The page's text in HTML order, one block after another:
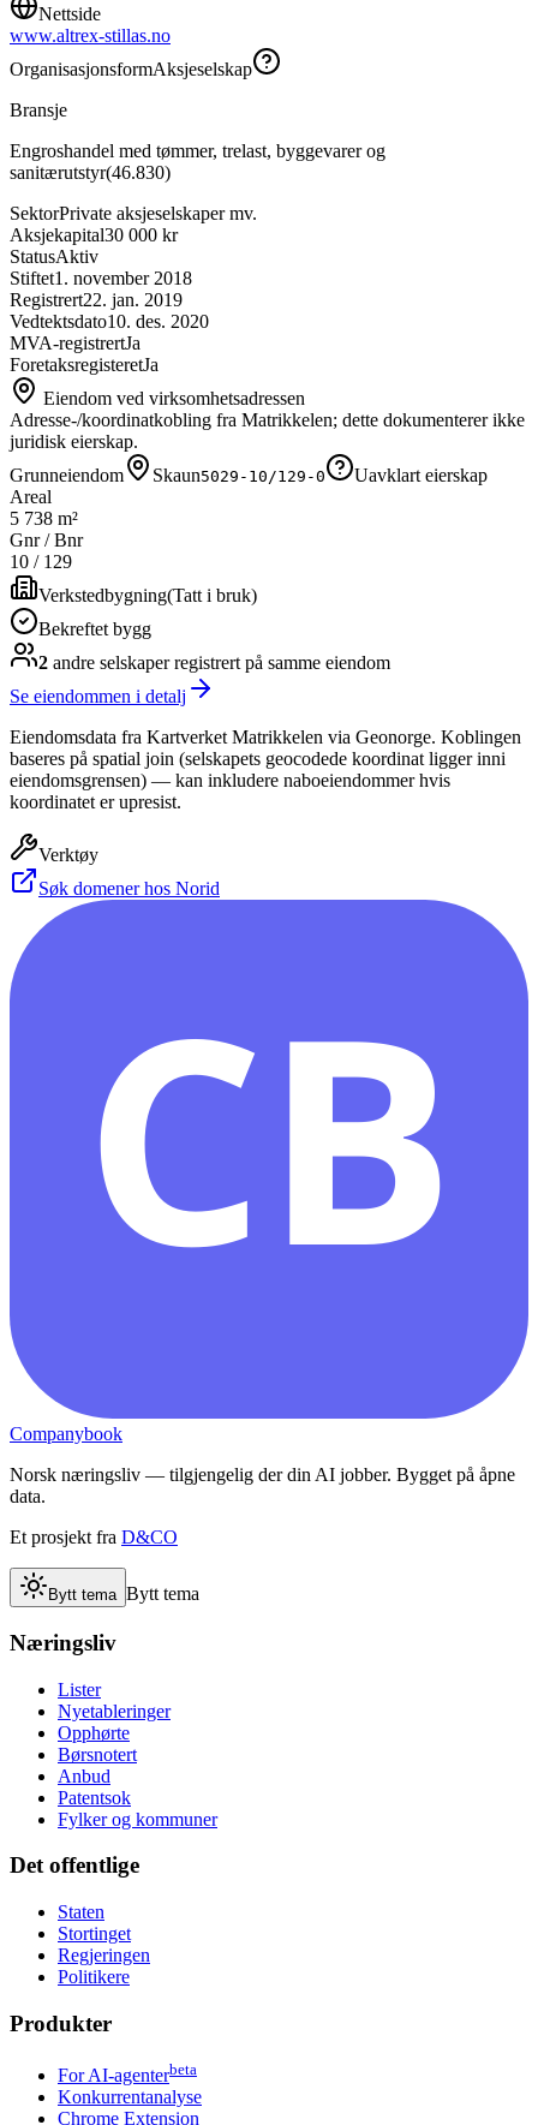
Nettside
www.altrex-stillas.no
OrganisasjonsformAksjeselskap
Bransje
Engroshandel med tømmer, trelast, byggevarer og
sanitærutstyr(46.830)
SektorPrivate aksjeselskaper mv.
Aksjekapital30 000 kr
StatusAktiv
Stiftet1. november 2018
Registrert22. jan. 2019
Vedtektsdato10. des. 2020
MVA-registrertJa
ForetaksregisteretJa
Eiendom ved virksomhetsadressen
Adresse-/koordinatkobling fra Matrikkelen; dette dokumenterer ikke
juridisk eierskap.
Grunneiendom
Skaun5029-10/129-0
Uavklart eierskap
Areal
5 738 m²
Gnr / Bnr
10 / 129
Verkstedbygning(Tatt i bruk)
Bekreftet bygg
2 andre selskaperregistrert på samme eiendom
Se eiendommen i detalj
Eiendomsdata fra Kartverket Matrikkelen via Geonorge. Koblingen
baseres på spatial join (selskapets geocodede koordinat ligger inni
eiendomsgrensen) — kan inkludere naboeiendommer hvis
koordinatet er upresist.
Verktøy
Søk domener hos Norid
CB
Companybook
Norsk næringsliv — tilgjengelig der din AI jobber. Bygget på åpne
data.
Et prosjekt fra D&CO
Bytt tema Bytt tema
Næringsliv
Lister
Nyetableringer
Opphørte
Børsnotert
Anbud
Patentsok
Fylker og kommuner
Det offentlige
Staten
Stortinget
Regjeringen
Politikere
Produkter
For AI-agenterbeta
Konkurrentanalyse
Chrome Extension